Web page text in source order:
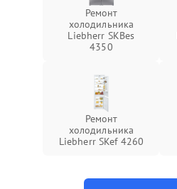
Ремонт
холодильника
Liebherr SKBes
4350
Ремонт
холодильника
Liebherr SKef 4260